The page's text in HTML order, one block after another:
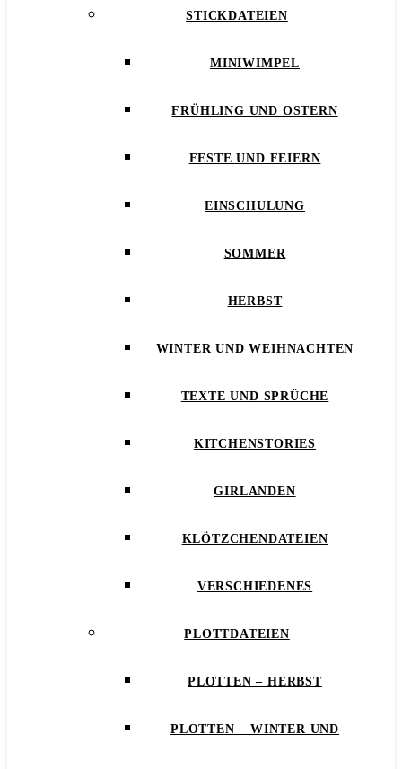
STICKDATEIEN
MINIWIMPEL
FRÜHLING UND OSTERN
FESTE UND FEIERN
EINSCHULUNG
SOMMER
HERBST
WINTER UND WEIHNACHTEN
TEXTE UND SPRÜCHE
KITCHENSTORIES
GIRLANDEN
KLÖTZCHENDATEIEN
VERSCHIEDENES
PLOTTDATEIEN
PLOTTEN – HERBST
PLOTTEN – WINTER UND